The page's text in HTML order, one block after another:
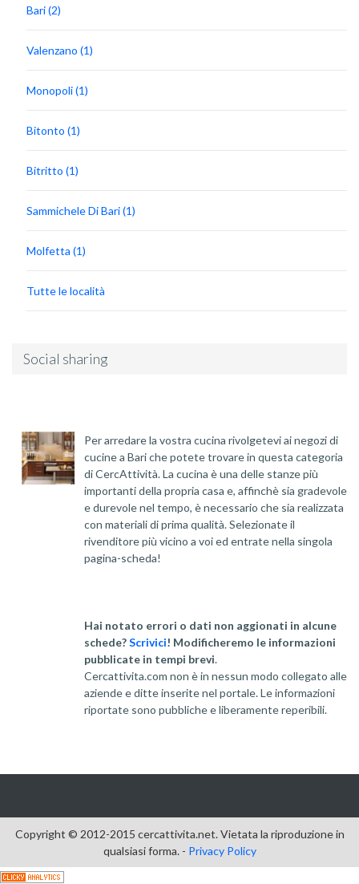
Bari (2)
Valenzano (1)
Monopoli (1)
Bitonto (1)
Bitritto (1)
Sammichele Di Bari (1)
Molfetta (1)
Tutte le località
Social sharing
Per arredare la vostra cucina rivolgetevi ai negozi di
cucine a Bari che potete trovare in questa categoria
di CercAttività. La cucina è una delle stanze più
importanti della propria casa e, affinchè sia gradevole
e durevole nel tempo, è necessario che sia realizzata
con materiali di prima qualità. Selezionate il
rivenditore più vicino a voi ed entrate nella singola
pagina-scheda!
Hai notato errori o dati non aggionati in alcune
schede?Scrivici! Modificheremo le informazioni
pubblicate in tempi brevi.
Cercattivita.com non è in nessun modo collegato alle
aziende e ditte inserite nel portale. Le informazioni
riportate sono pubbliche e liberamente reperibili.
Copyright © 2012-2015 cercattivita.net. Vietata la riproduzione in
qualsiasi forma. - Privacy Policy